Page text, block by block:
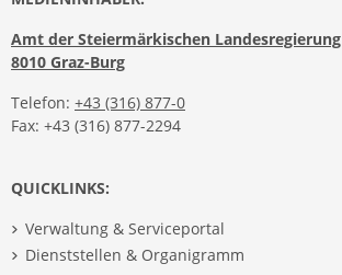
Amt der Steiermärkischen Landesregierung
8010 Graz-Burg
Telefon: +43 (316) 877-0
Fax: +43 (316) 877-2294
QUICKLINKS:
Verwaltung & Serviceportal
Dienststellen & Organigramm